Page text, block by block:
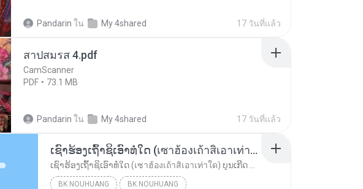
Pandarin ใน My 4shared 17 วันที่แล้ว
สาปสมรส 4.pdf
CamScanner
PDF
73.1 MB
Pandarin ใน My 4shared 17 วันที่แล้ว
ເຊົາຮ້ອງເຖົ້າຊິເອົາທໍ່ໃດ (เซาฮ้องเถ้าสิเอาเท่าใด) ບຸນເກີດ ຫນູຫ່ວງ ft. ໂສພາ ຈຸນທະລາ
BK NOUHUANG BK NOUHUANG